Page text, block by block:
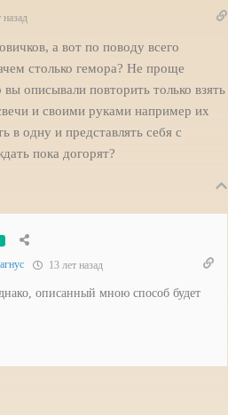
назад
а вот по поводу всего
столько гемора? Не проще
описывали повторить только взять
и своими руками например их
в одну и представлять себя с
пока догорят?
13 лет назад
описанный мною способ будет